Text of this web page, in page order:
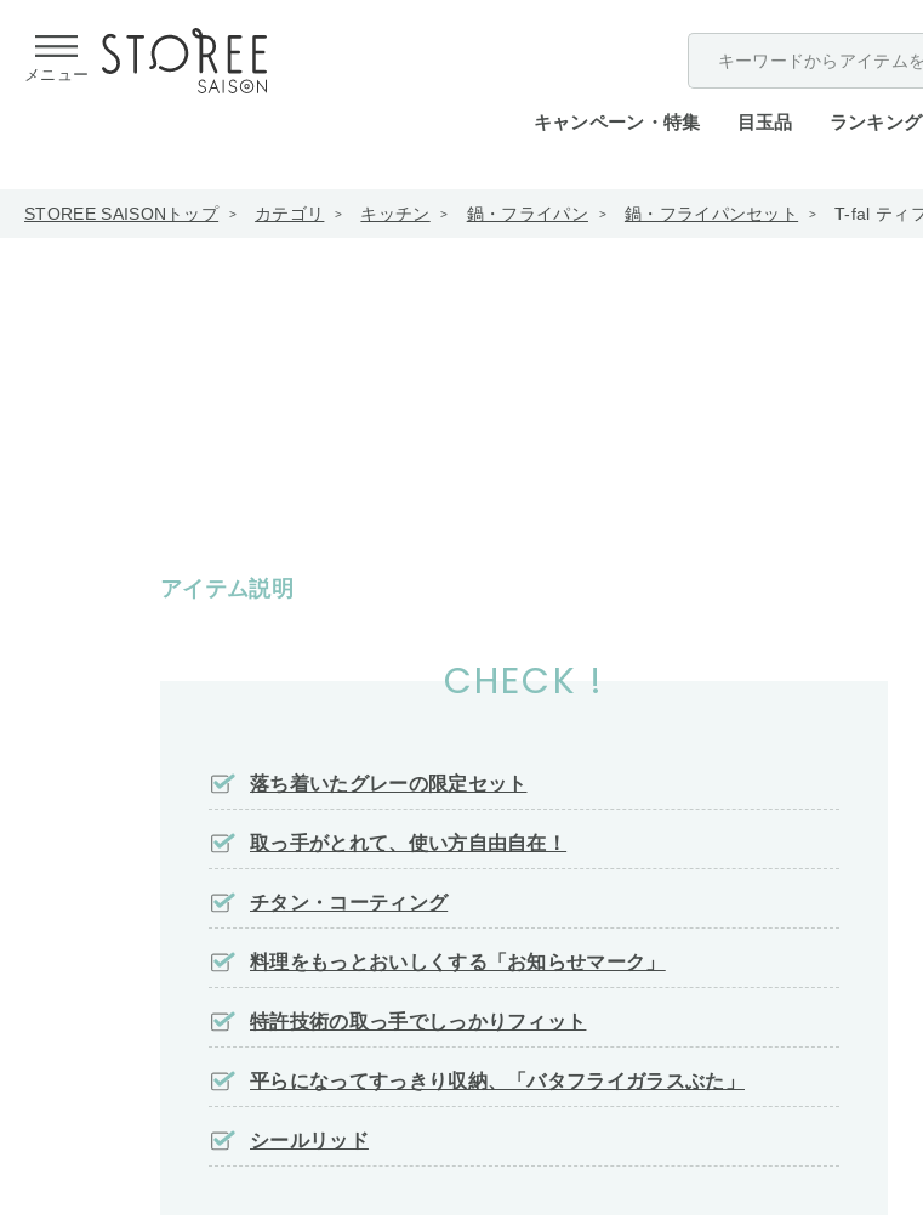
メニュー
キャンペーン・特集 目玉品 ランキング
STOREE SAISONトップ カテゴリ キッチン 鍋・フライパン 鍋・フライパンセット T-fal ティ
アイテム説明
CHECK !
落ち着いたグレーの限定セット
取っ手がとれて、使い方自由自在！
チタン・コーティング
料理をもっとおいしくする「お知らせマーク」
特許技術の取っ手でしっかりフィット
平らになってすっきり収納、「バタフライガラスぶた」
シールリッド